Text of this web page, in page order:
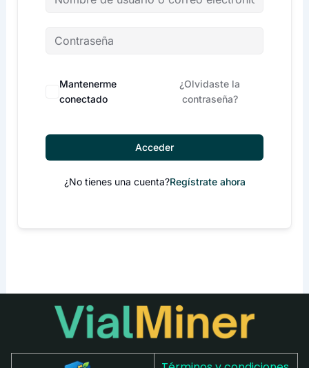
Mantenerme
conectado
¿Olvidaste la
contraseña?
Acceder
¿No tienes una cuenta?Regístrate ahora